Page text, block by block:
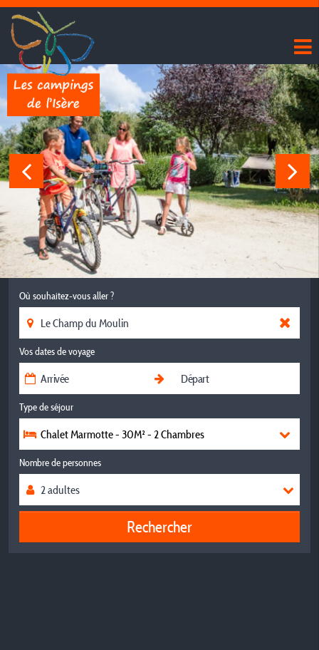
Où souhaitez-vous aller ?
Vos dates de voyage
Type de séjour
Chalet Marmotte - 30M² - 2 Chambres
Nombre de personnes
Rechercher